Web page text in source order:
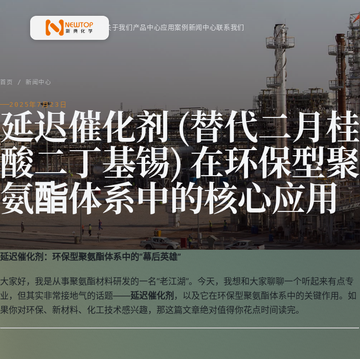
新典化学材料(上海)有限公司
首页 关于我们产品中心应用案例 新闻中心联系我们
首页 / 新闻中心
2025年7月23日
延迟催化剂 (替代二月桂
酸二丁基锡) 在环保型聚
氨酯体系中的核心应用
延迟催化剂：环保型聚氨酯体系中的“幕后英雄”
大家好，我是从事聚氨酯材料研发的一名“老江湖”。今天，我想和大家聊聊一个听起来有点专
业，但其实非常接地气的话题——延迟催化剂 ，以及它在环保型聚氨酯体系中的关键作用。如
果你对环保、新材料、化工技术感兴趣，那这篇文章绝对值得你花点时间读完。